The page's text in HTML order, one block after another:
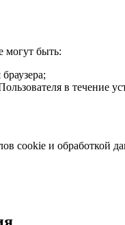
могут быть:
в течение
cookie и обработкой